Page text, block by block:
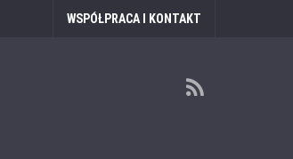
WSPÓŁPRACA I KONTAKT